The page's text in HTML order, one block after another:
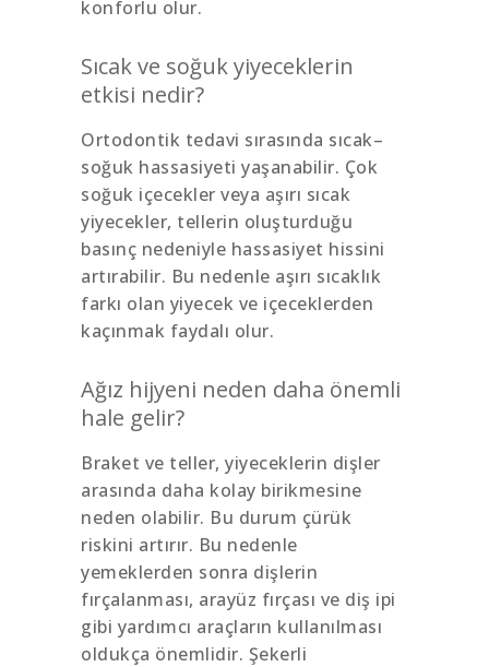
konforlu olur.
Sıcak ve soğuk yiyeceklerin
etkisi nedir?
Ortodontik tedavi sırasında sıcak–
soğuk hassasiyeti yaşanabilir. Çok
soğuk içecekler veya aşırı sıcak
yiyecekler, tellerin oluşturduğu
basınç nedeniyle hassasiyet hissini
artırabilir. Bu nedenle aşırı sıcaklık
farkı olan yiyecek ve içeceklerden
kaçınmak faydalı olur.
Ağız hijyeni neden daha önemli
hale gelir?
Braket ve teller, yiyeceklerin dişler
arasında daha kolay birikmesine
neden olabilir. Bu durum çürük
riskini artırır. Bu nedenle
yemeklerden sonra dişlerin
fırçalanması, arayüz fırçası ve diş ipi
gibi yardımcı araçların kullanılması
oldukça önemlidir. Şekerli